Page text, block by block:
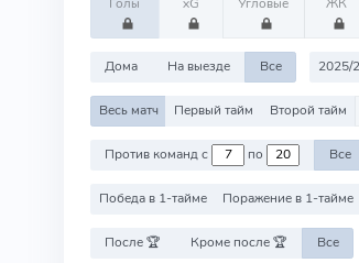
Голы xG Угловые ЖК
Дома На выезде Все 2025/
Весь матч Первый тайм Второй тайм
Против команд с по Все
Победа в 1-тайме Поражение в 1-тайме
После 🏆 Кроме после 🏆 Все